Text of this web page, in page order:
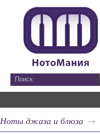
Ноты джаза и блюза